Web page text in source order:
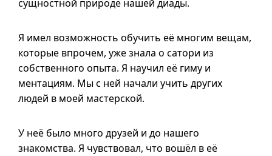
сущностной природе нашей диады.
Я имел возможность обучить её многим вещам,
которые впрочем, уже знала о сатори из
собственного опыта. Я научил её гиму и
ментациям. Мы с ней начали учить других
людей в моей мастерской.
У неё было много друзей и до нашего
знакомства. Я чувствовал, что вошёл в её